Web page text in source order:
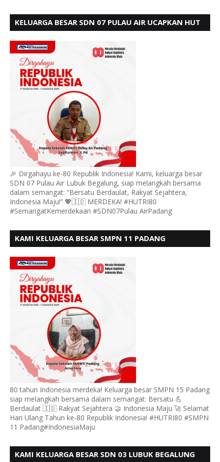
KELUARGA BESAR SDN 07 PULAU AIR UCAPKAN HUT
🎉 Dirgahayu ke-80 Republik Indonesia! Kami, keluarga besar
SDN 07 Pulau Air Lubuk Begalung, siap melangkah bersama
dalam semangat: “Bersatu Berdaulat, Rakyat Sejahtera,
Indonesia Maju!” 💖🇮🇩 MERDEKA! #HUTRI80
#SemangatKemerdekaan #SDN07Pulau AirPadang
KAMI KELUARGA BESAR SMPN 11 PADANG
BERDAULAT
80 tahun Indonesia merdeka! Keluarga besar SMPN 15 Padang
siap melangkah bersama dalam semangat: Bersatu 💪
Berdaulat 🇮🇩 Rakyat Sejahtera 🤝 Indonesia Maju 🚀 Selamat
Hari Ulang Tahun ke-80 Republik Indonesia! #HUTRI80 #SMPN
11 Padang#IndonesiaMaju
KAMI KELUARGA BESAR SDN 03 LUBUK BEGALUNG